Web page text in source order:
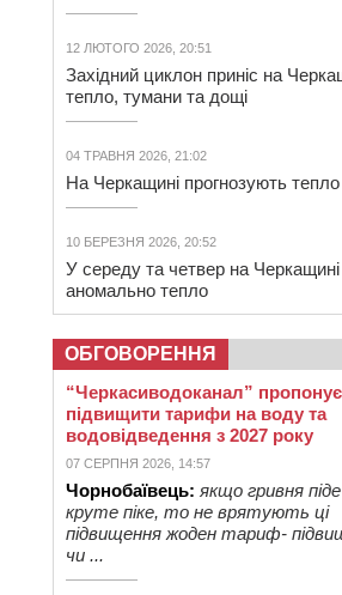
12 ЛЮТОГО 2026, 20:51
Західний циклон приніс на
тепло, тумани та дощі
04 ТРАВНЯ 2026, 21:02
На Черкащині прогнозують
10 БЕРЕЗНЯ 2026, 20:52
У середу та четвер на
аномально тепло
ОБГОВОРЕННЯ
“Черкасиводоканал” пропонує
підвищити тарифи на воду та
водовідведення з 2027 року
07 СЕРПНЯ 2026, 14:57
Чорнобаївець: якщо гривня
круте піке, то не врятують ці
підвищення жоден тариф-
чи ...